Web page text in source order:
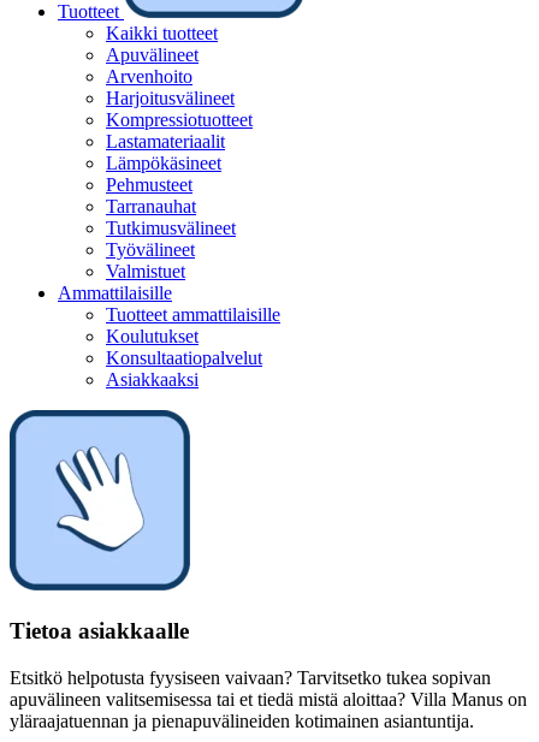
Tuotteet
Kaikki tuotteet
Apuvälineet
Arvenhoito
Harjoitusvälineet
Kompressiotuotteet
Lastamateriaalit
Lämpökäsineet
Pehmusteet
Tarranauhat
Tutkimusvälineet
Työvälineet
Valmistuet
Ammattilaisille
Tuotteet ammattilaisille
Koulutukset
Konsultaatiopalvelut
Asiakkaaksi
Tietoa asiakkaalle
Etsitkö helpotusta fyysiseen vaivaan? Tarvitsetko tukea sopivan
apuvälineen valitsemisessa tai et tiedä mistä aloittaa? Villa Manus on
yläraajatuennan ja pienapuvälineiden kotimainen asiantuntija.